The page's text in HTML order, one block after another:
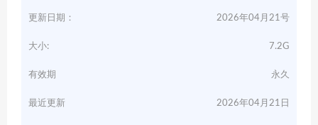
更新日期： 2026年04月21号
大小: 7.2G
有效期 永久
最近更新 2026年04月21日